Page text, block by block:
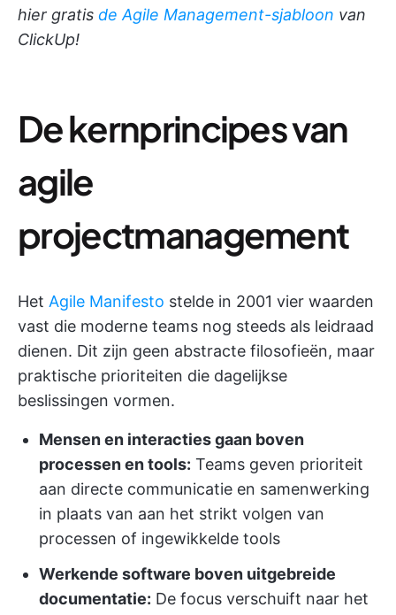
hier gratis de Agile Management-sjabloon van
ClickUp!
De kernprincipes van
agile
projectmanagement
Het Agile Manifesto stelde in 2001 vier waarden
vast die moderne teams nog steeds als leidraad
dienen. Dit zijn geen abstracte filosofieën, maar
praktische prioriteiten die dagelijkse
beslissingen vormen.
Mensen en interacties gaan boven
processen en tools: Teams geven prioriteit
aan directe communicatie en samenwerking
in plaats van aan het strikt volgen van
processen of ingewikkelde tools
Werkende software boven uitgebreide
documentatie: De focus verschuift naar het